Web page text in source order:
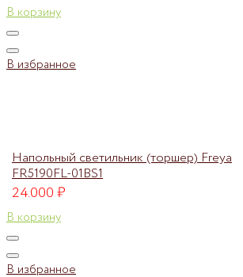
В корзину
В избранное
Напольный светильник (торшер) Freya
FR5190FL-01BS1
24.000₽
В корзину
В избранное